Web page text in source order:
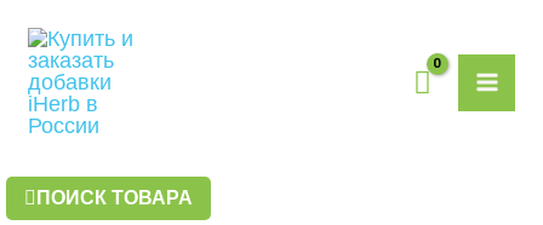
содержимому
ПОИСК ТОВАРА